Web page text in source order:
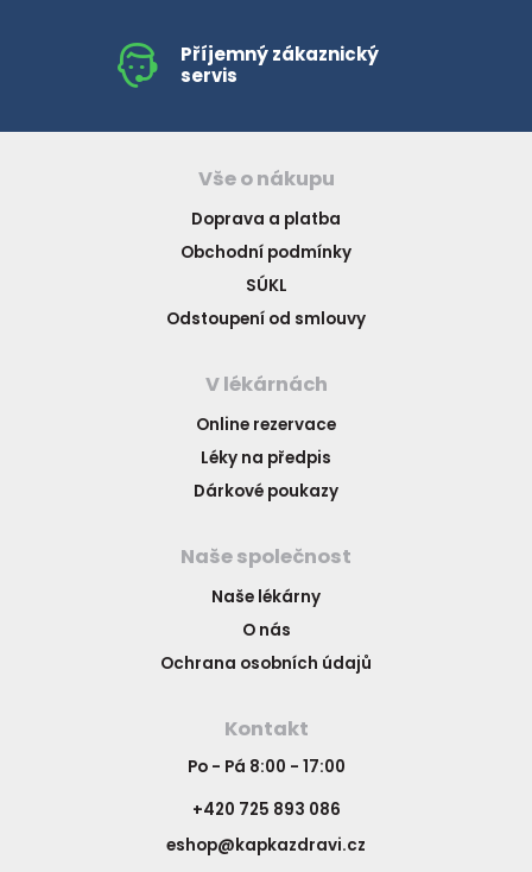
Příjemný zákaznický
servis
Vše o nákupu
Doprava a platba
Obchodní podmínky
SÚKL
Odstoupení od smlouvy
V lékárnách
Online rezervace
Léky na předpis
Dárkové poukazy
Naše společnost
Naše lékárny
O nás
Ochrana osobních údajů
Kontakt
Po - Pá 8:00 - 17:00
+420 725 893 086
eshop@kapkazdravi.cz